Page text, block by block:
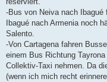
-Bus von Neiva nach Ibagué
Ibagué nach Armenia noch
Salento.
-Von Cartagena fahren
einem Bus Richtung
Collektiv-Taxi nehmen. Da
(wenn ich mich recht